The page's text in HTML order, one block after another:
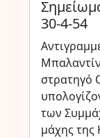
30-4-54
στρατηγό
των
μάχης της